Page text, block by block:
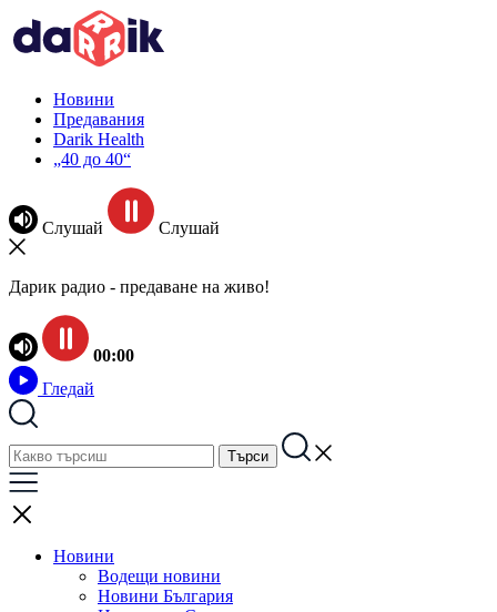
Новини
Предавания
Darik Health
„40 до 40“
Слушай Слушай
Дарик радио - предаване на живо!
00:00
Гледай
Новини
Водещи новини
Новини България